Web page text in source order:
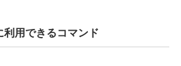
用できるコマンド